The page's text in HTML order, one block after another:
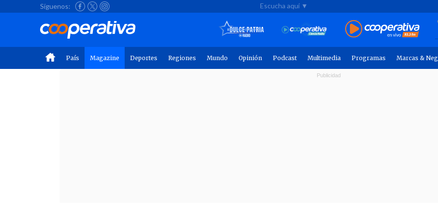
Síguenos: Escucha aquí ▼
País Magazine Deportes Regiones Mundo Opinión Podcast Multimedia Programas Marcas &